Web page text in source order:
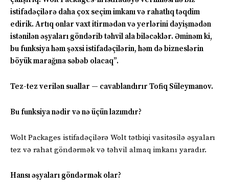
istifadəçilərə daha çox seçim imkanı və rahatlıq təqdim
edirik. Artıq onlar vaxt itirmədən və yerlərini dəyişmədən
istənilən əşyaları göndərib təhvil ala biləcəklər. Əminəm ki,
bu funksiya həm şəxsi istifadəçilərin, həm də bizneslərin
böyük marağına səbəb olacaq”.
Tez-tez verilən suallar — cavablandırır Tofiq Süleymanov.
Bu funksiya nədir və nə üçün lazımdır?
Wolt Packages istifadəçilərə Wolt tətbiqi vasitəsilə əşyaları
tez və rahat göndərmək və təhvil almaq imkanı yaradır.
Hansı əşyaları göndərmək olar?